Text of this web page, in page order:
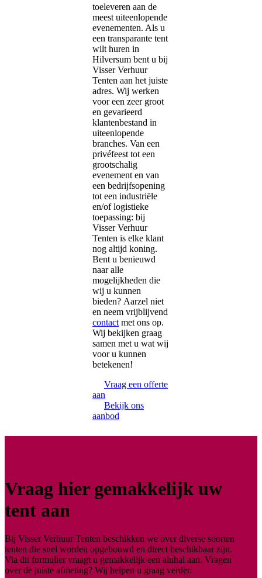
toeleveren aan de
meest uiteenlopende
evenementen. Als u
een transparante tent
wilt huren in
Hilversum bent u bij
Visser Verhuur
Tenten aan het juiste
adres. Wij werken
voor een zeer groot
en gevarieerd
klantenbestand in
uiteenlopende
branches. Van een
privéfeest tot een
grootschalig
evenement en van
een bedrijfsopening
tot een industriële
en/of logistieke
toepassing: bij
Visser Verhuur
Tenten is elke klant
nog altijd koning.
Bent u benieuwd
naar alle
mogelijkheden die
wij u kunnen
bieden? Aarzel niet
en neem vrijblijvend
contact met ons op.
Wij bekijken graag
samen met u wat wij
voor u kunnen
betekenen!
Vraag een offerte
aan
Bekijk ons
aanbod
Vraag hier gemakkelijk uw
tent aan
Bij Visser Verhuur Tenten beschikken we over diverse soorten
tenten die snel worden opgebouwd en direct beschikbaar zijn.
Via dit formulier vraagt u gemakkelijk een aluhal aan. Vragen
over de juiste afmeting? Wij helpen u graag verder.